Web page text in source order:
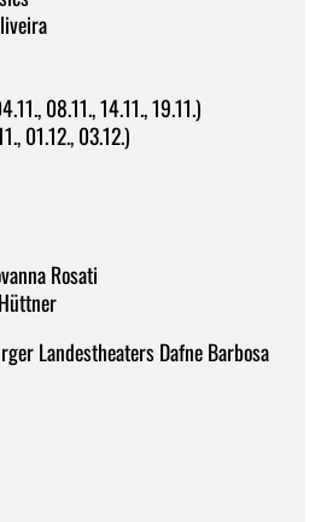
08.11., 14.11., 19.11.)
01.12., 03.12.)
Rosati
Landestheaters Dafne Barbosa